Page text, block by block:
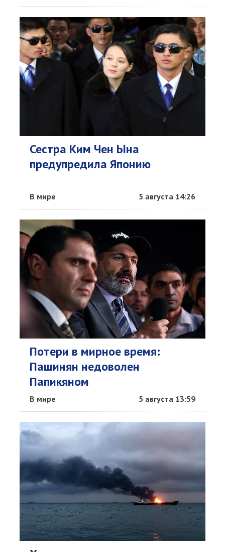
Сестра Ким Чен Ына
предупредила Японию
В мире 5 августа 14:26
Потери в мирное время:
Пашинян недоволен
Папикяном
В мире 5 августа 13:59